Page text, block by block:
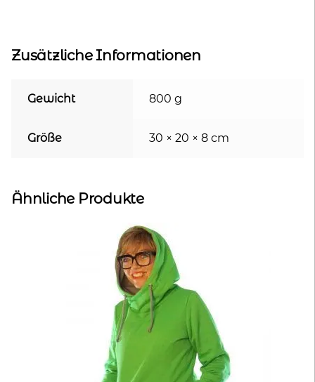
Zusätzliche Informationen
Gewicht 800 g
Größe 30 × 20 × 8 cm
Ähnliche Produkte